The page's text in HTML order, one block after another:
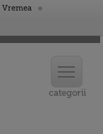
Vremea